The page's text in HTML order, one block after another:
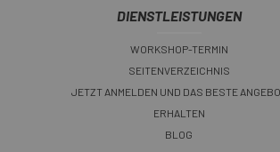
DIENSTLEISTUNGEN
WORKSHOP-TERMIN
SEITENVERZEICHNIS
JETZT ANMELDEN UND DAS BESTE
ERHALTEN
BLOG